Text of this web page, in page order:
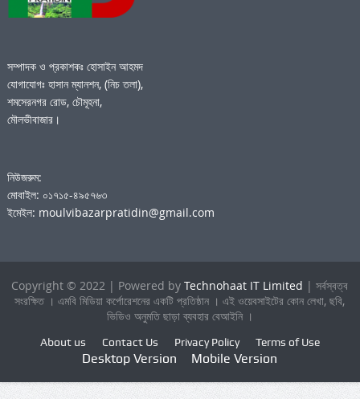
সম্পাদক ও প্রকাশকঃ হোসাইন আহমদ
যোগাযোগঃ হাসান ম্যানশন, (নিচ তলা),
শমসেরনগর রোড, চৌমূহনা,
মৌলভীবাজার।
নিউজরুম:
মোবাইল: ০১৭১৫-৪৯৫৭৬৩
ইমেইল: moulvibazarpratidin@gmail.com
Copyright © 2022 | Powered byTechnohaat IT Limited | সর্বস্বত্ব
সংরক্ষিত । এমবি মিডিয়া কর্পোরেশনের একটি প্রতিষ্ঠান । এই ওয়েবসাইটের কোন লেখা, ছবি,
ভিডিও অনুমতি ছাড়া ব্যবহার বেআইনি ।
About us Contact Us Privacy Policy Terms of Use
Desktop Version Mobile Version